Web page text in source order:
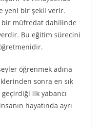
yeni bir şekil verir.
bir müfredat dahilinde
Bu eğitim sürecini
öğrenmek adına
sonra en sık
ilk yabancı
hayatında ayrı